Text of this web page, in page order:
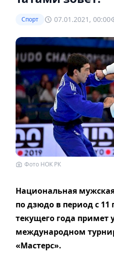
Спорт 07.01.2021, 00:00
Фото НОК РК
Национальная
по дзюдо в период с 11
текущего года примет
международном
«Мастерс».